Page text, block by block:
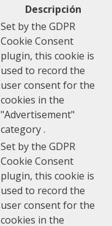
Descripción
Set by the GDPR
Cookie Consent
plugin, this cookie is
used to record the
user consent for the
cookies in the
"Advertisement"
category .
Set by the GDPR
Cookie Consent
plugin, this cookie is
used to record the
user consent for the
cookies in the